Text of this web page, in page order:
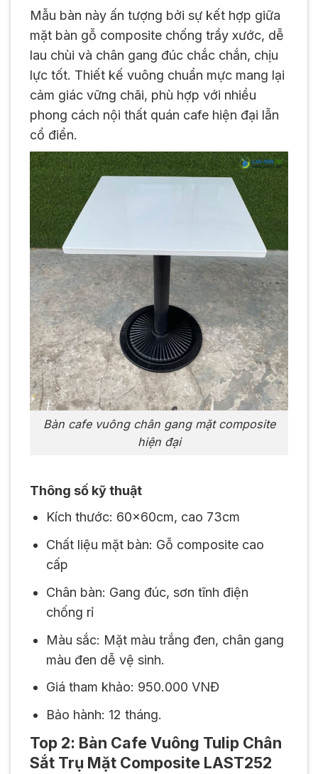
Mẫu bàn này ấn tượng bởi sự kết hợp giữa
mặt bàn gỗ composite chống trầy xước, dễ
lau chùi và chân gang đúc chắc chắn, chịu
lực tốt. Thiết kế vuông chuẩn mực mang lại
cảm giác vững chãi, phù hợp với nhiều
phong cách nội thất quán cafe hiện đại lẫn
cổ điển.
Bàn cafe vuông chân gang mặt composite
hiện đại
Thông số kỹ thuật
Kích thước: 60x60cm, cao 73cm
Chất liệu mặt bàn: Gỗ composite cao
cấp
Chân bàn: Gang đúc, sơn tĩnh điện
chống rỉ
Màu sắc: Mặt màu trắng đen, chân gang
màu đen dễ vệ sinh.
Giá tham khảo: 950.000 VNĐ
Bảo hành: 12 tháng.
Top 2: Bàn Cafe Vuông Tulip Chân
Sắt Trụ Mặt Composite LAST252